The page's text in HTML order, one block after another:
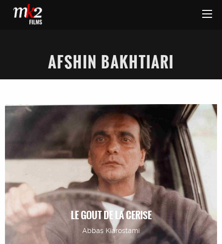
AFSHIN BAKHTIARI
LE GOUT DE LA CERISE
Abbas Kiarostami